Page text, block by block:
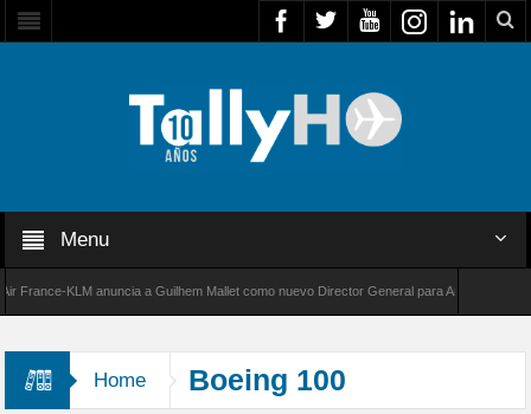
Menu
KLM anuncia a Guilhem Mallet como nuevo Director General para América Latina
Home Boeing 100